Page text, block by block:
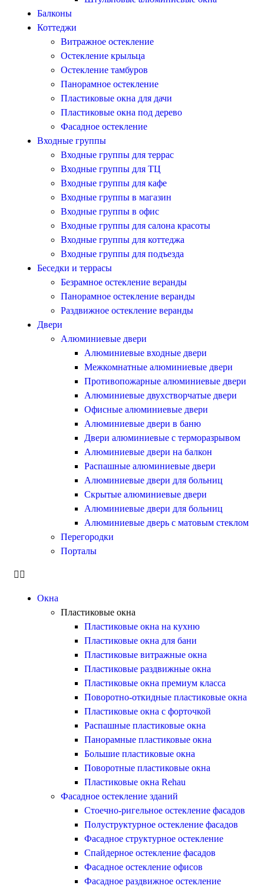
Балконы
Коттеджи
Витражное остекление
Остекление крыльца
Остекление тамбуров
Панорамное остекление
Пластиковые окна для дачи
Пластиковые окна под дерево
Фасадное остекление
Входные группы
Входные группы для террас
Входные группы для ТЦ
Входные группы для кафе
Входные группы в магазин
Входные группы в офис
Входные группы для салона красоты
Входные группы для коттеджа
Входные группы для подъезда
Беседки и террасы
Безрамное остекление веранды
Панорамное остекление веранды
Раздвижное остекление веранды
Двери
Алюминиевые двери
Алюминиевые входные двери
Межкомнатные алюминиевые двери
Противопожарные алюминиевые двери
Алюминиевые двухстворчатые двери
Офисные алюминиевые двери
Алюминиевые двери в баню
Двери алюминиевые с терморазрывом
Алюминиевые двери на балкон
Распашные алюминиевые двери
Алюминиевые двери для больниц
Скрытые алюминиевые двери
Алюминиевые двери для больниц
Алюминиевые дверь с матовым стеклом
Перегородки
Порталы
Окна
Пластиковые окна
Пластиковые окна на кухню
Пластиковые окна для бани
Пластиковые витражные окна
Пластиковые раздвижные окна
Пластиковые окна премиум класса
Поворотно-откидные пластиковые окна
Пластиковые окна с форточкой
Распашные пластиковые окна
Панорамные пластиковые окна
Большие пластиковые окна
Поворотные пластиковые окна
Пластиковые окна Rehau
Фасадное остекление зданий
Стоечно-ригельное остекление фасадов
Полуструктурное остекление фасадов
Фасадное структурное остекление
Спайдерное остекление фасадов
Фасадное остекление офисов
Фасадное раздвижное остекление